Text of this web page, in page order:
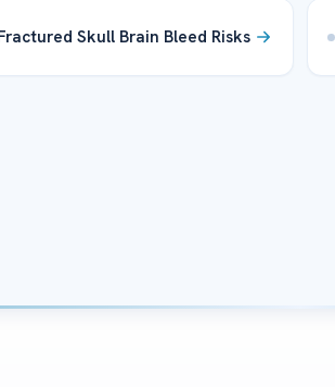
Skull Brain Bleed Risks